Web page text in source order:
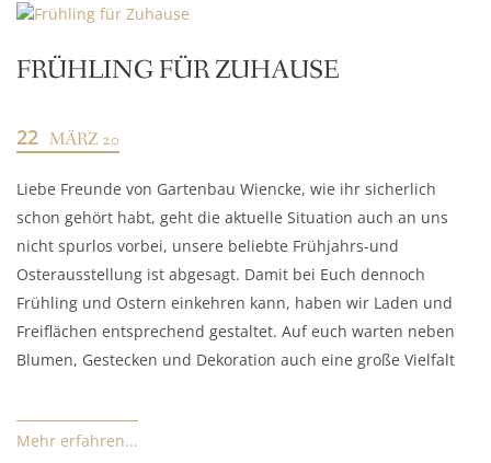
FRÜHLING FÜR ZUHAUSE
22 MÄRZ 20
Liebe Freunde von Gartenbau Wiencke, wie ihr sicherlich
schon gehört habt, geht die aktuelle Situation auch an uns
nicht spurlos vorbei, unsere beliebte Frühjahrs-und
Osterausstellung ist abgesagt. Damit bei Euch dennoch
Frühling und Ostern einkehren kann, haben wir Laden und
Freiflächen entsprechend gestaltet. Auf euch warten neben
Blumen, Gestecken und Dekoration auch eine große Vielfalt
Mehr erfahren...